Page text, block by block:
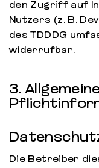
den Zugriff auf
Nutzers (z. B.
des TDDDG
widerrufbar.
3.
Die Betreiber